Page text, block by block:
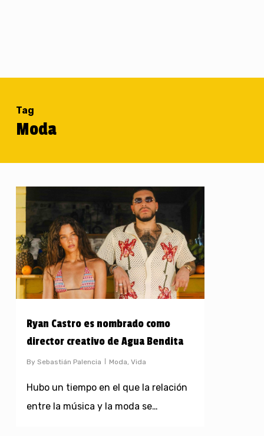
Tag
Moda
Ryan Castro es nombrado como
director creativo de Agua Bendita
By Sebastián Palencia Moda, Vida
Hubo un tiempo en el que la relación
entre la música y la moda se…